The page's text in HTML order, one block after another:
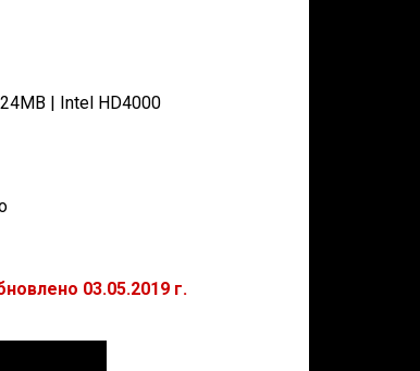
| Intel HD4000
03.05.2019 г.